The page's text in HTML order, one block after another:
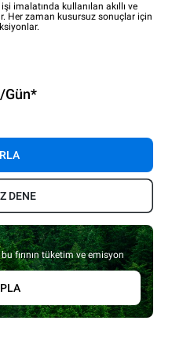
imalatında kullanılan akıllı ve
Her zaman kusursuz sonuçlar için
Gün*
DENE
fırının tüketim ve emisyon